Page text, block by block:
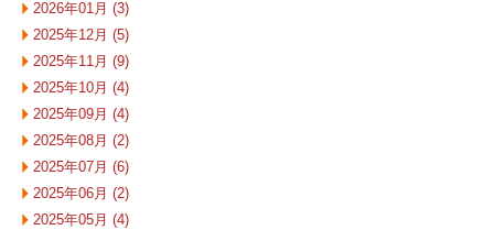
2026年01月 (3)
2025年12月 (5)
2025年11月 (9)
2025年10月 (4)
2025年09月 (4)
2025年08月 (2)
2025年07月 (6)
2025年06月 (2)
2025年05月 (4)